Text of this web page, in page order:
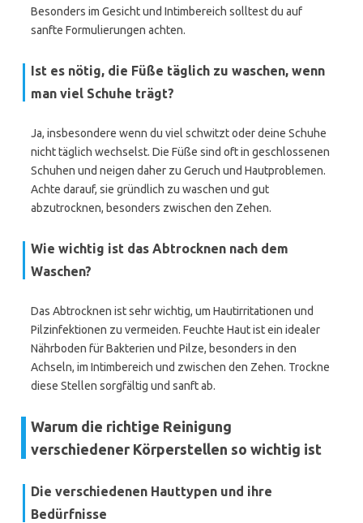
Besonders im Gesicht und Intimbereich solltest du auf
sanfte Formulierungen achten.
Ist es nötig, die Füße täglich zu waschen, wenn
man viel Schuhe trägt?
Ja, insbesondere wenn du viel schwitzt oder deine Schuhe
nicht täglich wechselst. Die Füße sind oft in geschlossenen
Schuhen und neigen daher zu Geruch und Hautproblemen.
Achte darauf, sie gründlich zu waschen und gut
abzutrocknen, besonders zwischen den Zehen.
Wie wichtig ist das Abtrocknen nach dem
Waschen?
Das Abtrocknen ist sehr wichtig, um Hautirritationen und
Pilzinfektionen zu vermeiden. Feuchte Haut ist ein idealer
Nährboden für Bakterien und Pilze, besonders in den
Achseln, im Intimbereich und zwischen den Zehen. Trockne
diese Stellen sorgfältig und sanft ab.
Warum die richtige Reinigung
verschiedener Körperstellen so wichtig ist
Die verschiedenen Hauttypen und ihre
Bedürfnisse